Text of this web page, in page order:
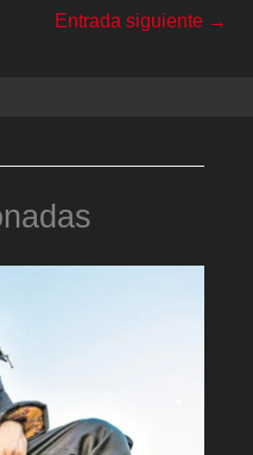
Entrada siguiente →